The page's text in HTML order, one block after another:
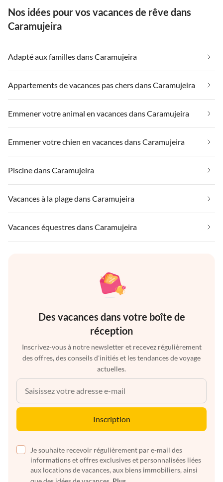
Nos idées pour vos vacances de rêve dans
Caramujeira
Adapté aux familles dans Caramujeira
Appartements de vacances pas chers dans Caramujeira
Emmener votre animal en vacances dans Caramujeira
Emmener votre chien en vacances dans Caramujeira
Piscine dans Caramujeira
Vacances à la plage dans Caramujeira
Vacances équestres dans Caramujeira
Des vacances dans votre boîte de
réception
Inscrivez-vous à notre newsletter et recevez régulièrement
des offres, des conseils d'initiés et les tendances de voyage
actuelles.
Inscription
Je souhaite recevoir régulièrement par e-mail des
informations et offres exclusives et personnalisées liées
aux locations de vacances, aux biens immobiliers, ainsi